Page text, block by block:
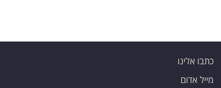
כתבו אלינו
מייל אדום